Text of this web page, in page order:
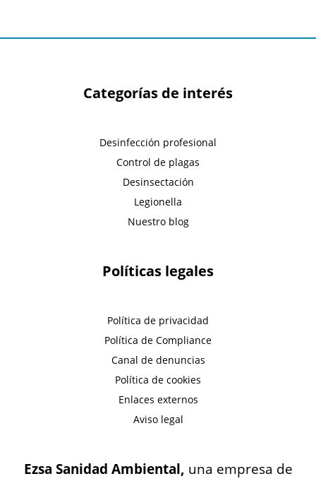
Categorías de interés
Desinfección profesional
Control de plagas
Desinsectación
Legionella
Nuestro blog
Políticas legales
Política de privacidad
Política de Compliance
Canal de denuncias
Política de cookies
Enlaces externos
Aviso legal
Ezsa Sanidad Ambiental, una empresa de